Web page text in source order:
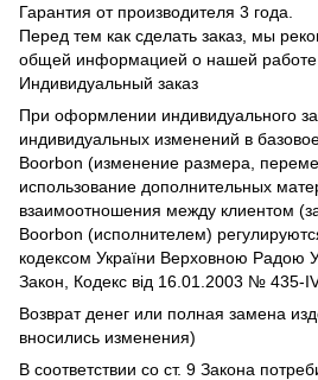
Гарантия от производителя 3 года.
Перед тем как сделать заказ, мы
общей информацией о нашей работе
Индивидуальный заказ
При оформлении индивидуального
индивидуальных изменений в
Boorbon (изменение размера,
использование дополнительных
взаимоотношения между клиентом
Boorbon (исполнителем)
кодексом України Верховною Радою
Закон, Кодекс від 16.01.2003 № 435-
Возврат денег или полная замена
вносились изменения)
В соответствии со ст. 9 Закона